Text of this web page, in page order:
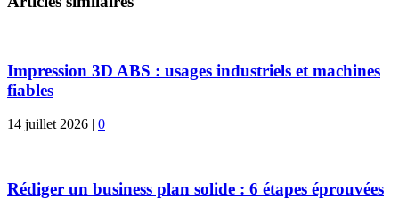
Impression 3D ABS : usages industriels et machines
fiables
14 juillet 2026 | 0
Rédiger un business plan solide : 6 étapes éprouvées